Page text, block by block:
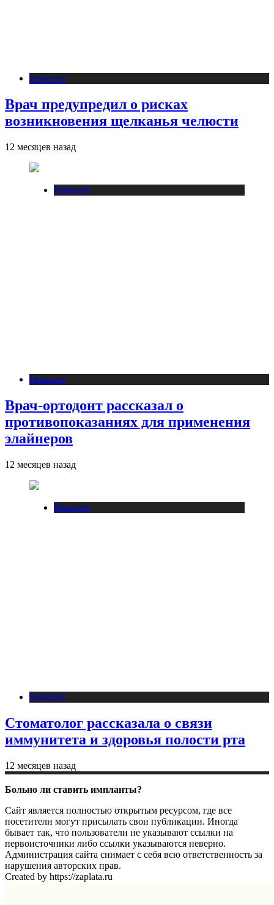
Новости
Врач предупредил о рисках
возникновения щелканья челюсти
12 месяцев назад
Новости
Новости
Врач-ортодонт рассказал о
противопоказаниях для применения
элайнеров
12 месяцев назад
Новости
Новости
Стоматолог рассказала о связи
иммунитета и здоровья полости рта
12 месяцев назад
Больно ли ставить импланты?
Сайт является полностью открытым ресурсом, где все
посетители могут присылать свои публикации. Иногда
бывает так, что пользователи не указывают ссылки на
первоисточники либо ссылки указываются неверно.
Администрация сайта снимает с себя всю ответственность за
нарушения авторских прав.
Created by https://zaplata.ru